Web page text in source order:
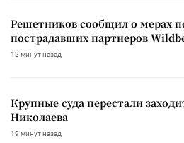
Решетников сообщил о мерах
пострадавших партнеров
12 минут назад
Крупные суда перестали
Николаева
19 минут назад